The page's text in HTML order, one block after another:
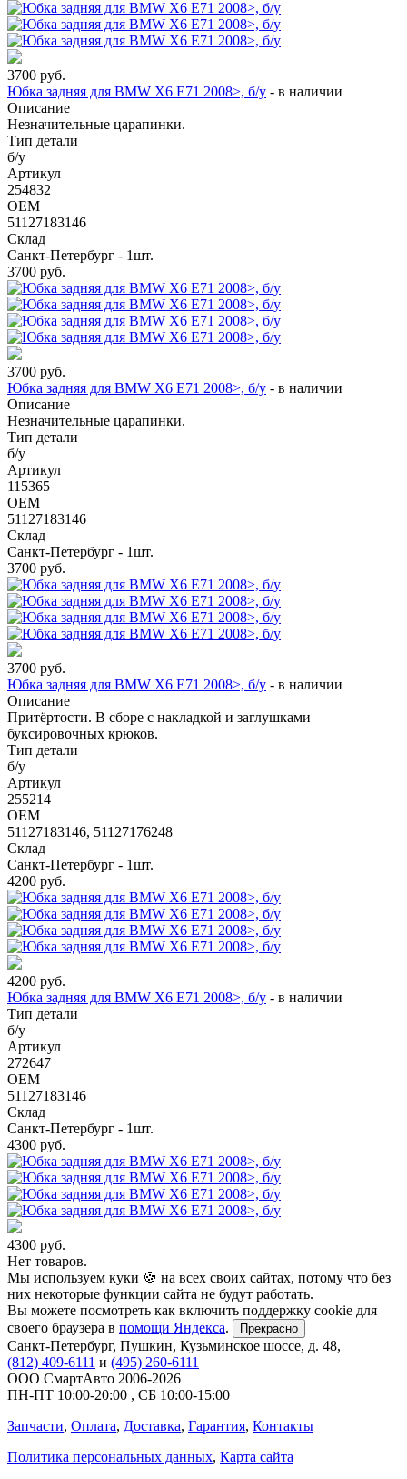
3700 руб.
Юбка задняя для BMW X6 E71 2008>, б/у - в наличии
Описание
Незначительные царапинки.
Тип детали
б/у
Артикул
254832
OEM
51127183146
Склад
Санкт-Петербург - 1шт.
3700 руб.
3700 руб.
Юбка задняя для BMW X6 E71 2008>, б/у - в наличии
Описание
Незначительные царапинки.
Тип детали
б/у
Артикул
115365
OEM
51127183146
Склад
Санкт-Петербург - 1шт.
3700 руб.
3700 руб.
Юбка задняя для BMW X6 E71 2008>, б/у - в наличии
Описание
Притёртости. В сборе с накладкой и заглушками
буксировочных крюков.
Тип детали
б/у
Артикул
255214
OEM
51127183146, 51127176248
Склад
Санкт-Петербург - 1шт.
4200 руб.
4200 руб.
Юбка задняя для BMW X6 E71 2008>, б/у - в наличии
Тип детали
б/у
Артикул
272647
OEM
51127183146
Склад
Санкт-Петербург - 1шт.
4300 руб.
4300 руб.
Нет товаров.
Мы используем куки 🍪 на всех своих сайтах, потому что без
них некоторые функции сайта не будут работать.
Вы можете посмотреть как включить поддержку cookie для
своего браузера в помощи Яндекса. Прекрасно
Санкт-Петербург, Пушкин, Кузьминское шоссе, д. 48,
(812) 409-6111 и (495) 260-6111
ООО СмартАвто 2006-2026
ПН-ПТ 10:00-20:00 , СБ 10:00-15:00
Запчасти, Оплата, Доставка, Гарантия, Контакты
Политика персональных данных, Карта сайта